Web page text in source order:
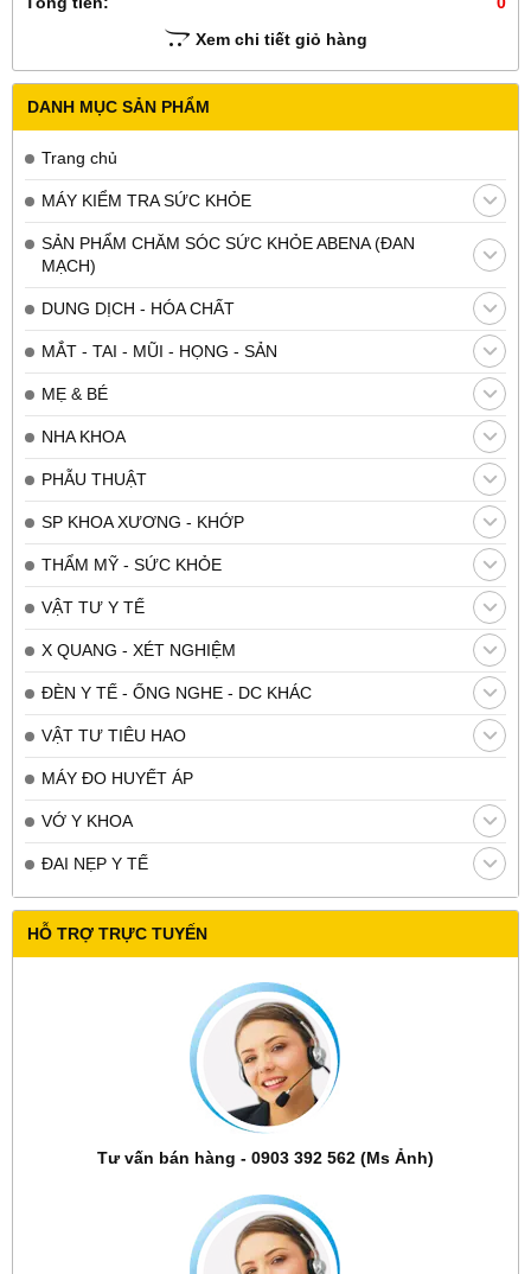
Xem chi tiết giỏ hàng
DANH MỤC SẢN PHẨM
Trang chủ
MÁY KIỂM TRA SỨC KHỎE
SẢN PHẨM CHĂM SÓC SỨC KHỎE ABENA (ĐAN
MẠCH)
DUNG DỊCH - HÓA CHẤT
MẮT - TAI - MŨI - HỌNG - SẢN
MẸ & BÉ
NHA KHOA
PHẪU THUẬT
SP KHOA XƯƠNG - KHỚP
THẨM MỸ - SỨC KHỎE
VẬT TƯ Y TẾ
X QUANG - XÉT NGHIỆM
ĐÈN Y TẾ - ỐNG NGHE - DC KHÁC
VẬT TƯ TIÊU HAO
MÁY ĐO HUYẾT ÁP
VỚ Y KHOA
ĐAI NẸP Y TẾ
HỖ TRỢ TRỰC TUYẾN
Tư vấn bán hàng - 0903 392 562 (Ms Ảnh)